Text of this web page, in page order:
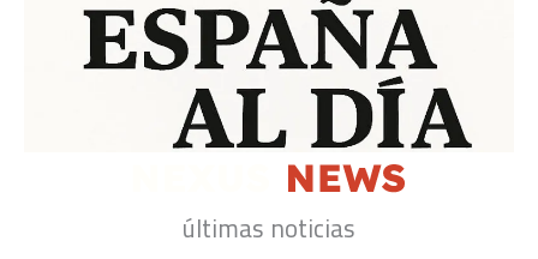
últimas noticias